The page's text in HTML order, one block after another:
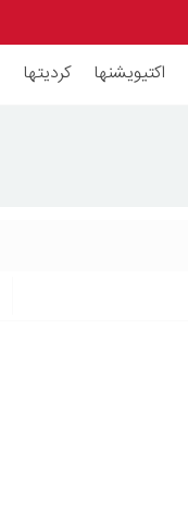
اکتیویشنها کردیتها